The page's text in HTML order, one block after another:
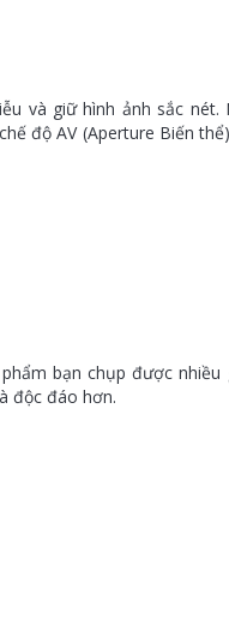
và giữ hình ảnh sắc
độ AV (Aperture Biến
bạn chụp được
độc đáo hơn.